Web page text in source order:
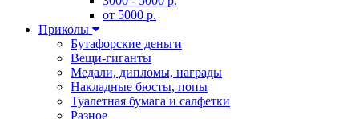
от 5000 р.
Приколы
Бутафорские деньги
Вещи-гиганты
Медали, дипломы, награды
Накладные бюсты, попы
Туалетная бумага и салфетки
Разное